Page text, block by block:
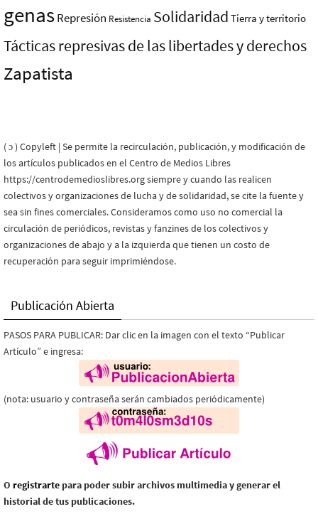
genasRepresión Resistencia Solidaridad Tierra y territorio
Tácticas represivas de las libertades y derechos
Zapatista
( ɔ ) Copyleft | Se permite la recirculación, publicación, y modificación de
los artículos publicados en el Centro de Medios Libres
https://centrodemedioslibres.org siempre y cuando las realicen
colectivos y organizaciones de lucha y de solidaridad, se cite la fuente y
sea sin fines comerciales. Consideramos como uso no comercial la
circulación de periódicos, revistas y fanzines de los colectivos y
organizaciones de abajo y a la izquierda que tienen un costo de
recuperación para seguir imprimiéndose.
Publicación Abierta
PASOS PARA PUBLICAR: Dar clic en la imagen con el texto “Publicar
Artículo” e ingresa:
(nota: usuario y contraseña serán cambiados periódicamente)
O registrarte para poder subir archivos multimedia y generar el
historial de tus publicaciones.